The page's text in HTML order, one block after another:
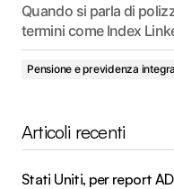
Quando si parla di
termini come Index
Pensione e previdenza
Articoli recenti
Stati Uniti, per report